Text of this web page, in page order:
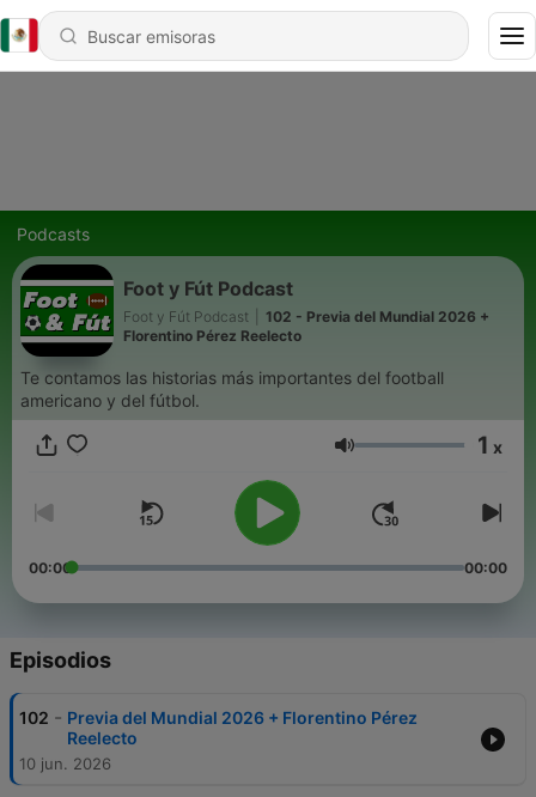
Podcasts
Foot y Fút Podcast
Foot y Fút Podcast
102 - Previa del Mundial 2026 +
Florentino Pérez Reelecto
Te contamos las historias más importantes del football
americano y del fútbol.
Volumen 1 x
00:00 00:00
Episodios
102 - Previa del Mundial 2026 + Florentino Pérez
Reelecto
10 jun. 2026